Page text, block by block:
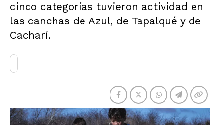
cinco categorías tuvieron actividad en
las canchas de Azul, de Tapalqué y de
Cacharí.